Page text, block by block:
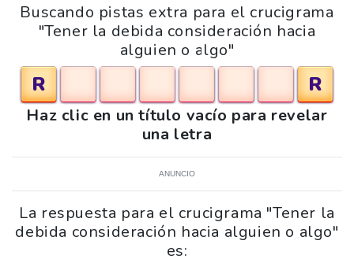
Buscando pistas extra para el crucigrama
"Tener la debida consideración hacia
alguien o algo"
R R
Haz clic en un título vacío para revelar
una letra
ANUNCIO
La respuesta para el crucigrama "Tener la
debida consideración hacia alguien o algo"
es: